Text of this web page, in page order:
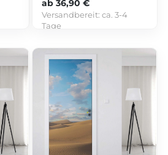
ab 36,90 €
Versandbereit:ca. 3-4
Tage